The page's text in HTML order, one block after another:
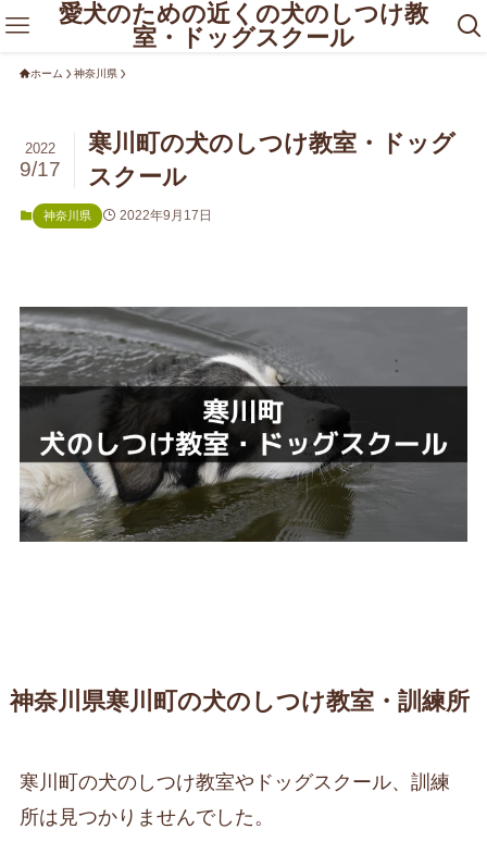
愛犬のための近くの犬のしつけ教
室・ドッグスクール
ホーム 神奈川県
寒川町の犬のしつけ教室・ドッグ
スクール
2022
9/17
神奈川県 2022年9月17日
神奈川県寒川町の犬のしつけ教室・訓練所
寒川町の犬のしつけ教室やドッグスクール、訓練
所は見つかりませんでした。